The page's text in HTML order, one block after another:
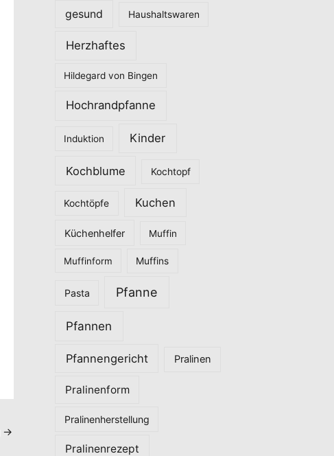
→
gesund Haushaltswaren
Herzhaftes
Hildegard von Bingen
Hochrandpfanne
Induktion Kinder
Kochblume Kochtopf
Kochtöpfe Kuchen
Küchenhelfer Muffin
Muffinform Muffins
Pasta Pfanne
Pfannen
Pfannengericht Pralinen
Pralinenform
Pralinenherstellung
Pralinenrezept